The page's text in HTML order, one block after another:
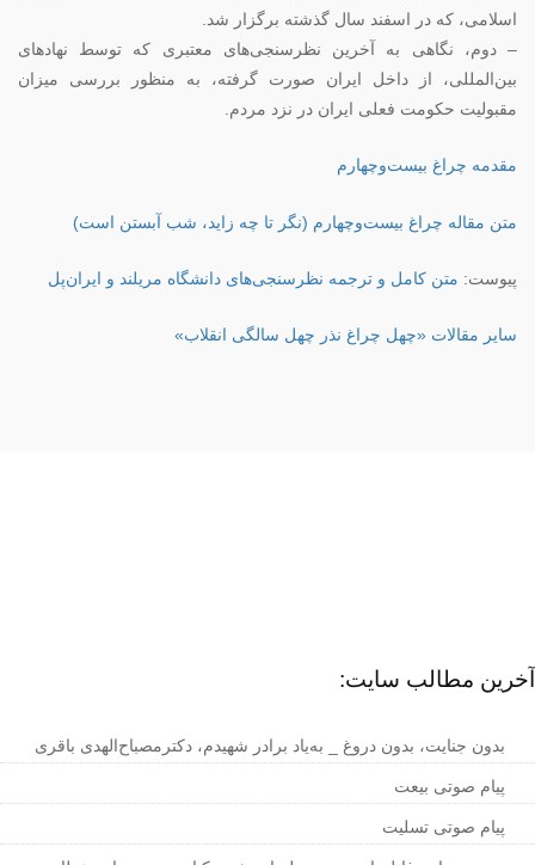
اسلامی، که در اسفند سال گذشته برگزار شد.
– دوم، نگاهی به آخرین نظرسنجی‌های معتبری که توسط نهادهای
بین‌المللی، از داخل ایران صورت گرفته، به منظور بررسی میزان
مقبولیت حکومت فعلی ایران در نزد مردم.
مقدمه چراغ بیست‌وچهارم
متن مقاله چراغ بیست‌وچهارم (نگر تا چه زاید، شب آبستن است)
پیوست: متن کامل و ترجمه نظرسنجی‌های دانشگاه مریلند و ایران‌پل
سایر مقالات «چهل چراغ نذر چهل سالگی انقلاب»
آخرین مطالب سایت:
بدون جنایت، بدون دروغ _ به‌یاد برادر شهیدم، دکترمصباح‌الهدی باقری
پیام صوتی بیعت
پیام صوتی تسلیت